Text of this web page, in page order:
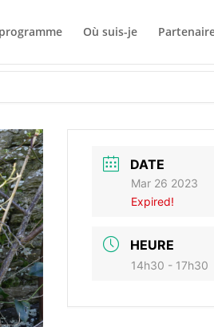
Où suis-je
DATE
Mar 26 2023
Expired!
HEURE
14h30 - 17h30